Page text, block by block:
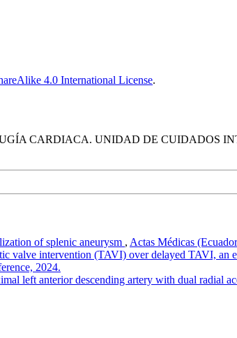
4.0 International License.
CARDIACA. UNIDAD DE CUIDADOS
of splenic aneurysm , Actas Médicas
valve intervention (TAVI) over delayed TAVI, an
2024.
left anterior descending artery with dual radial